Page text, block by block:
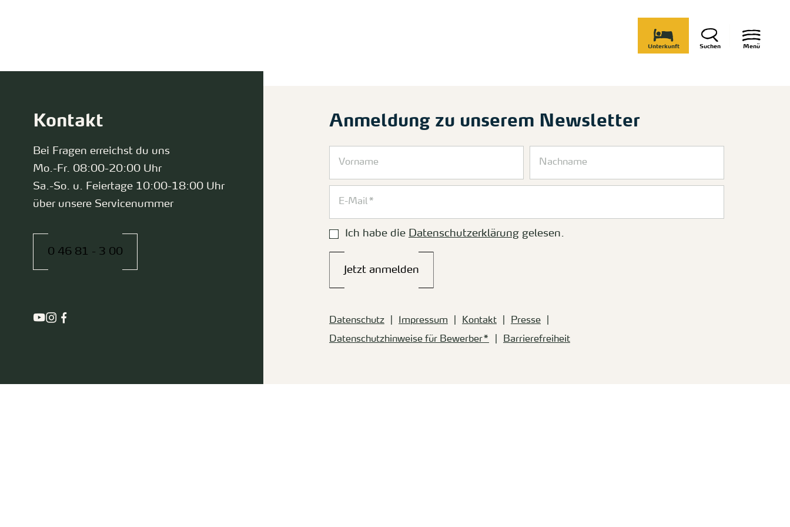
Menü
Suchen
Unterkunft
Anmeldung zu unserem Newsletter
Ich habe die Datenschutzerklärung gelesen.
Jetzt anmelden
Datenschutz Impressum Kontakt
Presse
Datenschutzhinweise für Bewerber*
Barrierefreiheit
Kontakt
Bei Fragen erreichst du uns
Mo.-Fr. 08:00-20:00 Uhr
Sa.-So. u. Feiertage 10:00-18:00 Uhr
über unsere Servicenummer
0 46 81 - 3 00